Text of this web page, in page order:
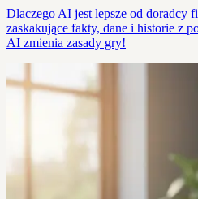
Dlaczego AI jest lepsze od doradcy
zaskakujące fakty, dane i historie z
AI zmienia zasady gry!